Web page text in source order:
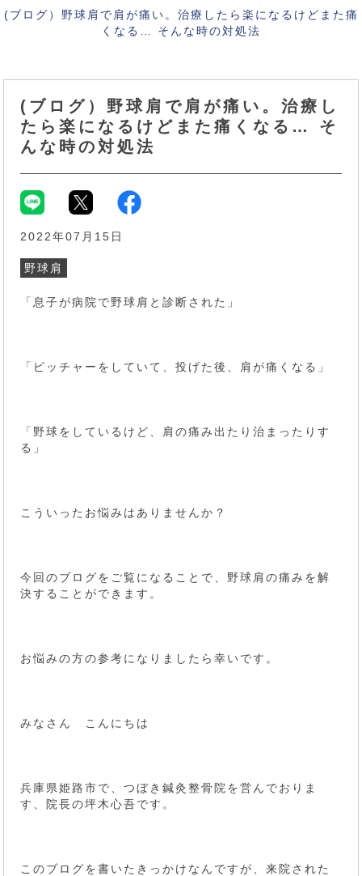
(ブログ）野球肩で肩が痛い。治療したら楽になるけどまた痛
くなる… そんな時の対処法
(ブログ）野球肩で肩が痛い。治療し
たら楽になるけどまた痛くなる… そ
んな時の対処法
2022年07月15日
野球肩
「息子が病院で野球肩と診断された」
「ピッチャーをしていて、投げた後、肩が痛くなる」
「野球をしているけど、肩の痛み出たり治まったりす
る」
こういったお悩みはありませんか？
今回のブログをご覧になることで、野球肩の痛みを解
決することができます。
お悩みの方の参考になりましたら幸いです。
みなさん こんにちは
兵庫県姫路市で、つぼき鍼灸整骨院を営んでおりま
す、院長の坪木心吾です。
このブログを書いたきっかけなんですが、来院された